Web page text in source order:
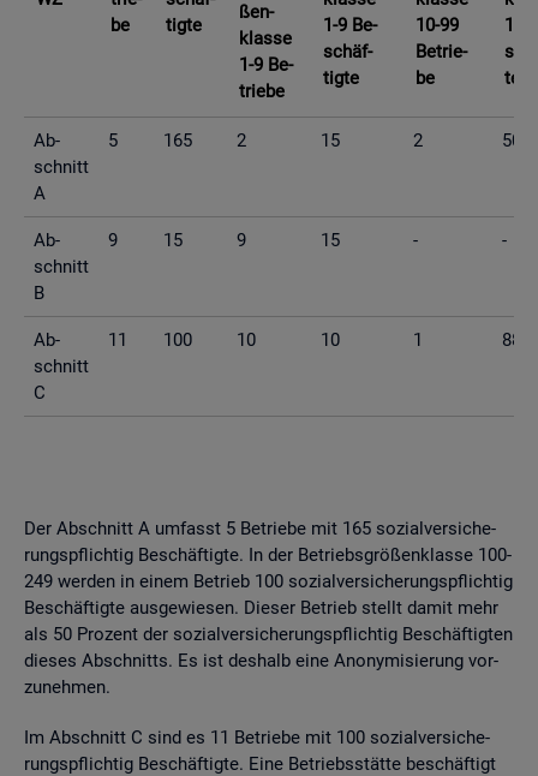
be
tig­te
ßen­
klas­se
1-9 Be­
trie­be
1-9 Be­
schäf­
tig­te
10-99
Be­trie­
be
10-
te
Ab­
schnitt
A
5 165 2 15 2 50
Ab­
schnitt
B
9 15 9 15 - -
Ab­
schnitt
C
11 100 10 10 1 88
Der Ab­schnitt A um­fasst 5 Be­trie­be mit 165 so­zi­al­ver­si­che­
rungs­pflich­tig Be­schäf­tig­te. In der Be­triebs­grö­ßen­klas­se 100-
249 wer­den in einem Be­trieb 100 so­zi­al­ver­si­che­rungs­pflich­tig
Be­schäf­tig­te aus­ge­wie­sen. Die­ser Be­trieb stellt damit mehr
als 50 Pro­zent der so­zi­al­ver­si­che­rungs­pflich­tig Be­schäf­tig­ten
die­ses Ab­schnitts. Es ist des­halb eine An­ony­mi­sie­rung vor­
zu­neh­men.
Im Ab­schnitt C sind es 11 Be­trie­be mit 100 so­zi­al­ver­si­che­
rungs­pflich­tig Be­schäf­tig­te. Eine Be­triebs­stät­te be­schäf­tigt